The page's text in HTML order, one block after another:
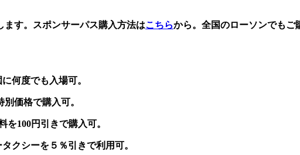
す。スポンサーパス購入方法はこちらから。全国のローソンでもご
何度でも入場可。
価格で購入可。
100円引きで購入可。
クシーを５％引きで利用可。